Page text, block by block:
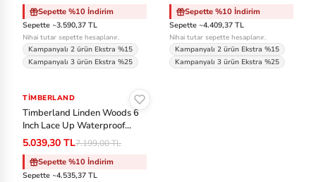
Sepette %10 İndirim
Sepette ~3.590,37 TL
Nihai tutar sepette hesaplanır.
Kampanyalı 2 ürün Ekstra %15
Kampanyalı 3 ürün Ekstra %25
Sepette %10 İndirim
Sepette ~4.409,37 TL
Nihai tutar sepette hesaplanır.
Kampanyalı 2 ürün Ekstra %15
Kampanyalı 3 ürün Ekstra %25
-%30
TIMBERLAND
Timberland Linden Woods 6
Inch Lace Up Waterproof
Kadın Bot - Sarı-Sarı
5.039,30 TL7.199,00 TL
Sepette %10 İndirim
Sepette ~4.535,37 TL